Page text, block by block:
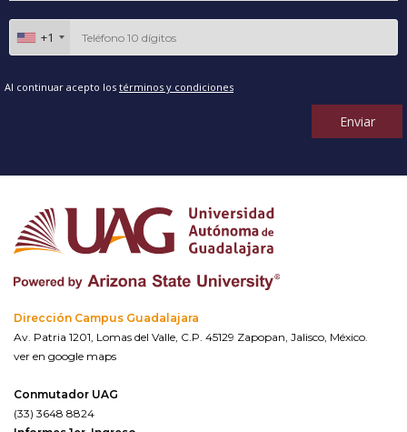
+1
Al continuar acepto los términos y condiciones
Enviar
Dirección Campus Guadalajara
Av. Patria 1201, Lomas del Valle, C.P. 45129 Zapopan, Jalisco, México.
ver en google maps
Conmutador UAG
(33) 3648 8824